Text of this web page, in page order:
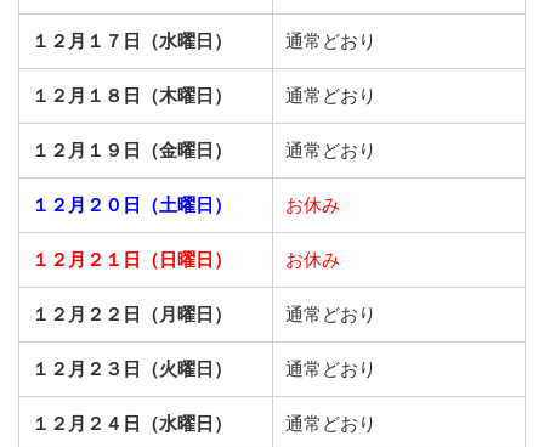
１２月１７日（水曜日） 通常どおり
１２月１８日（木曜日） 通常どおり
１２月１９日（金曜日） 通常どおり
１２月２０日（土曜日） お休み
１２月２１日（日曜日） お休み
１２月２２日（月曜日） 通常どおり
１２月２３日（火曜日） 通常どおり
１２月２４日（水曜日） 通常どおり